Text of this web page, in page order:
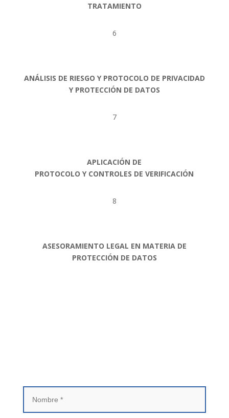
TRATAMIENTO
6
ANÁLISIS DE RIESGO Y PROTOCOLO DE PRIVACIDAD
Y PROTECCIÓN DE DATOS
7
APLICACIÓN DE
PROTOCOLO Y CONTROLES DE VERIFICACIÓN
8
ASESORAMIENTO LEGAL EN MATERIA DE
PROTECCIÓN DE DATOS